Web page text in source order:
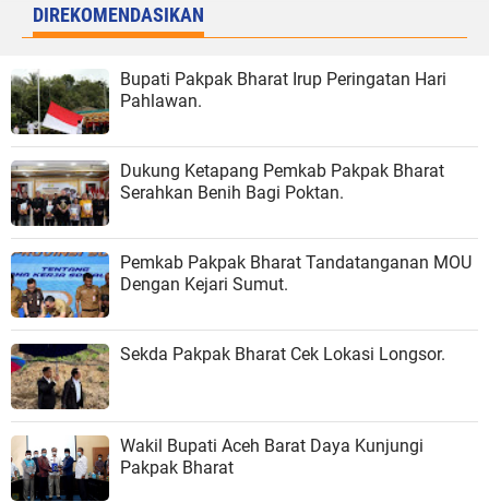
DIREKOMENDASIKAN
Bupati Pakpak Bharat Irup Peringatan Hari
Pahlawan.
Dukung Ketapang Pemkab Pakpak Bharat
Serahkan Benih Bagi Poktan.
Pemkab Pakpak Bharat Tandatanganan MOU
Dengan Kejari Sumut.
Sekda Pakpak Bharat Cek Lokasi Longsor.
Wakil Bupati Aceh Barat Daya Kunjungi
Pakpak Bharat